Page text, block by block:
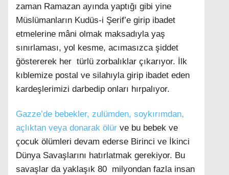
Instagram
Youtube
zaman Ramazan ayında yaptığı gibi yine
Müslümanların Kudüs-i Şerif’e girip ibadet
etmelerine mâni olmak maksadıyla yaş
sınırlaması, yol kesme, acımasızca şiddet
ğöstererek her türlü zorbalıklar çıkarıyor. İlk
kıblemize postal ve silahıyla girip ibadet eden
kardeşlerimizi darbedip onları hırpalıyor.
Gazze’de bebekler, zulümden, soykırımdan,
açlıktan veya donarak ölür ve bu bebek ve
çocuk ölümleri devam ederse Birinci ve İkinci
Dünya Savaşlarını hatırlatmak gerekiyor. Bu
savaşlar da yaklaşık 80 milyondan fazla insan